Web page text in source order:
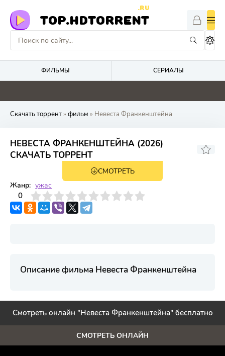
TOP.HDTORRENT
.RU
ФИЛЬМЫ СЕРИАЛЫ
0 0 4.9 4.8
Скачать торрент» фильм » Невеста Франкенштейна
НЕВЕСТА ФРАНКЕНШТЕЙНА (2026)
СКАЧАТЬ ТОРРЕНТ
СМОТРЕТЬ
Жанр: ужас
0
4 6 7 8 9 10
Описание фильма Невеста Франкенштейна
Смотреть онлайн "Невеста Франкенштейна" бесплатно
СМОТРЕТЬ ОНЛАЙН